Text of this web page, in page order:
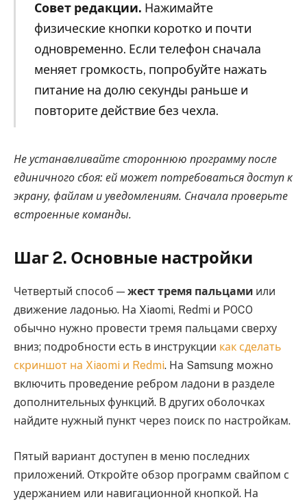
Совет редакции. Нажимайте
физические кнопки коротко и почти
одновременно. Если телефон сначала
меняет громкость, попробуйте нажать
питание на долю секунды раньше и
повторите действие без чехла.
Не устанавливайте стороннюю программу после
единичного сбоя: ей может потребоваться доступ к
экрану, файлам и уведомлениям. Сначала проверьте
встроенные команды.
Шаг 2. Основные настройки
Четвертый способ — жест тремя пальцами или
движение ладонью. На Xiaomi, Redmi и POCO
обычно нужно провести тремя пальцами сверху
вниз; подробности есть в инструкции как сделать
скриншот на Xiaomi и Redmi. На Samsung можно
включить проведение ребром ладони в разделе
дополнительных функций. В других оболочках
найдите нужный пункт через поиск по настройкам.
Пятый вариант доступен в меню последних
приложений. Откройте обзор программ свайпом с
удержанием или навигационной кнопкой. На